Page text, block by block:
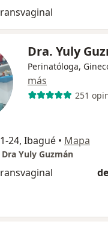
Dra. Yuly
Perinatóloga,
más
251
24, Ibagué • Mapa
Yuly Guzmán